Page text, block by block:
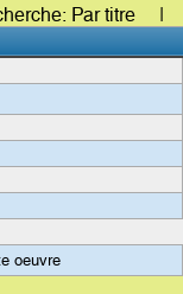
Par titre |
oeuvre